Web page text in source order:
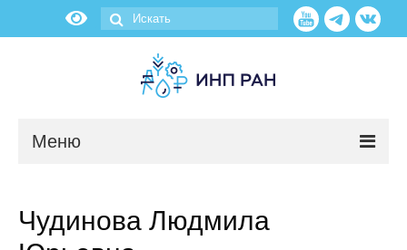
Меню
О нас
Чудинова Людмила